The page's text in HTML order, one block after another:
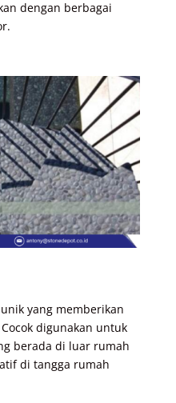
dengan berbagai
yang memberikan
digunakan untuk
berada di luar rumah
di tangga rumah